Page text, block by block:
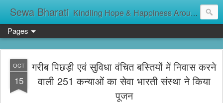
Sewa Bharati Kindling Hope & Happiness Around सेवा भारती சேவாபாரதி సేవా భారతి സേവാഭാരതി સેવા ભારતી সেবা ভাঁরাটি
Pages
OCT
15
गरीब पिछड़ी एवं सुविधा वंचित बस्तियों में निवास करने
वाली 251 कन्याओं का सेवा भारती संस्था ने किया
पूजन